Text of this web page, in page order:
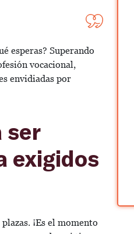
esperas? Superando
vocacional,
envidiadas por
ser
exigidos
¡Es el momento